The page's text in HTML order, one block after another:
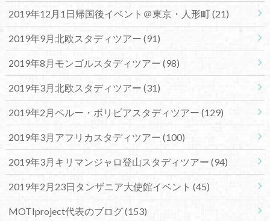
2019年12月1日帰国後イベント＠東京・人形町(21)
2019年9月北欧スタディツアー (91)
2019年8月モンゴルスタディツアー (98)
2019年3月北欧スタディツアー (31)
2019年2月ペルー・ボリビアスタディツアー (129)
2019年3月アフリカスタディツアー (100)
2019年3月キリマンジャロ登山スタディツアー (94)
2019年2月23日タンザニア大使館イベント (45)
MOTIproject代表のブログ(153)